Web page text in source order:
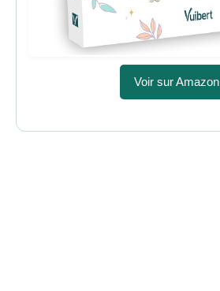
Voir sur Amazon